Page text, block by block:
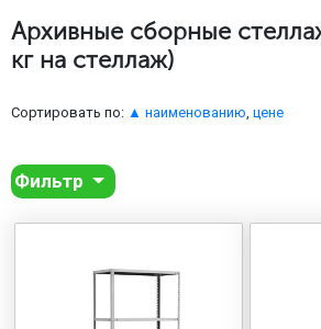
МЕТАЛЛИЧЕСКАЯ МЕБЕЛЬ
ПРОИЗВОДСТВЕННАЯ
МЕДИЦИНСКАЯ МЕБЕЛЬ
Архивные сборные
кг на стеллаж)
Сортировать по: ▲ наименованию, цене
Фильтр